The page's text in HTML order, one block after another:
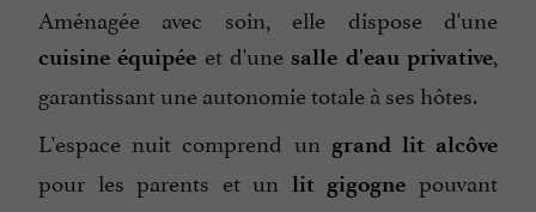
Aménagée avec soin, elle dispose d'une
cuisineéquipée et d'une salle d'eau privative,
garantissant une autonomie totale à ses hôtes.
L'espace nuit comprend un grand lit alcôve
pour les parents et un lit gigognepouvant